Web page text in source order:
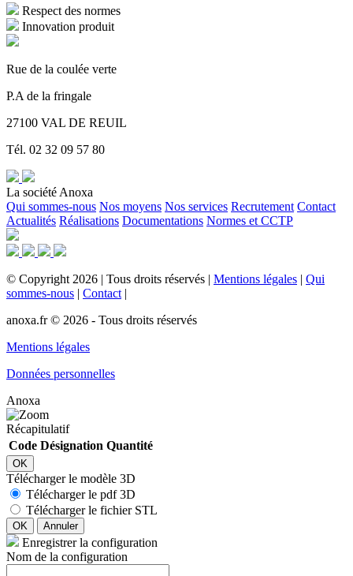
Respect des normes
Innovation produit
Rue de la coulée verte
P.A de la fringale
27100 VAL DE REUIL
Tél. 02 32 09 57 80
La société Anoxa
Qui sommes-nous Nos moyens Nos services Recrutement Contact
Actualités Réalisations Documentations Normes et CCTP
© Copyright 2026 | Tous droits réservés | Mentions légales | Qui
sommes-nous | Contact |
anoxa.fr © 2026 - Tous droits réservés
Mentions légales
Données personnelles
Anoxa
Récapitulatif
Code Désignation Quantité
OK
Télécharger le modèle 3D
Télécharger le pdf 3D
Télécharger le fichier STL
OK Annuler
Enregistrer la configuration
Nom de la configuration